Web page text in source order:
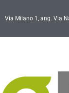
Via Milano 1, ang. Via